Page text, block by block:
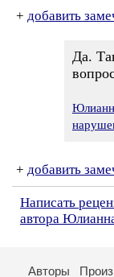
+ добавить
Да.
+ добавить
Написать
автора
Авторы